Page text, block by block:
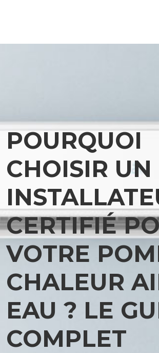
POURQUOI
CHOISIR UN
CERTIFIÉ
VOTRE
CHALEUR
EAU ? LE
COMPLET